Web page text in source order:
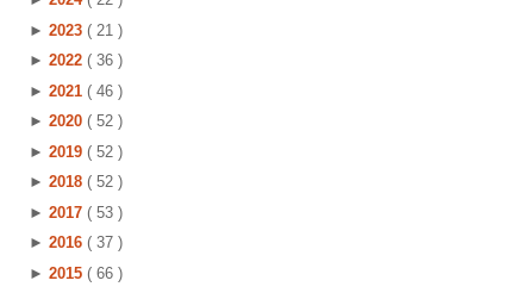
► 2023 ( 21 )
► 2022 ( 36 )
► 2021 ( 46 )
► 2020 ( 52 )
► 2019 ( 52 )
► 2018 ( 52 )
► 2017 ( 53 )
► 2016 ( 37 )
► 2015 ( 66 )